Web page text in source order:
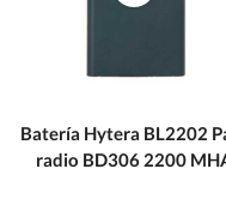
Batería Hytera BL2202
radio BD306 2200